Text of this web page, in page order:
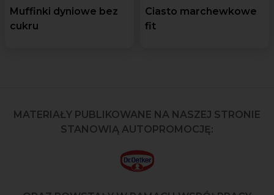
Muffinki dyniowe bez
cukru
Ciasto marchewkowe
fit
MATERIAŁY PUBLIKOWANE NA NASZEJ STRONIE
STANOWIĄ AUTOPROMOCJĘ: